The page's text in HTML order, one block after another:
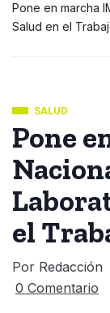
Pone en marcha
Salud en el
SALUD
Pone
el
Por Redacción
0 Comentario